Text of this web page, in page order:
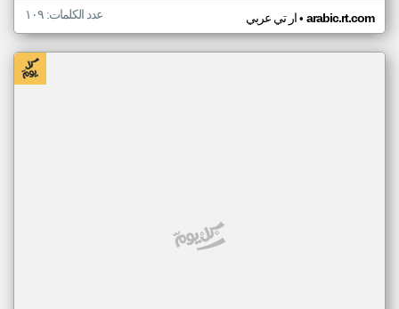
ار تي عربي• arabic.rt.com عدد الكلمات: ١٠٩